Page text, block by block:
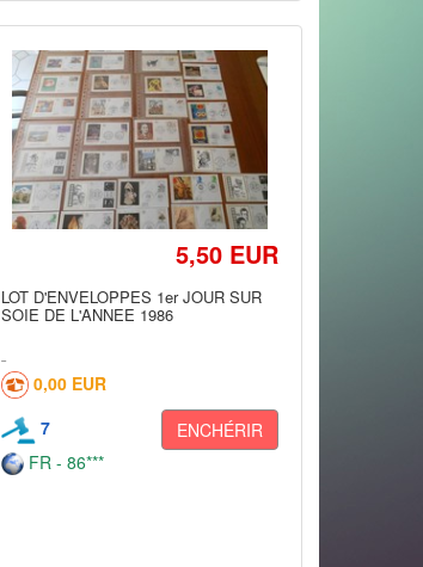
5,50 EUR
LOT D'ENVELOPPES 1er JOUR SUR
SOIE DE L'ANNEE 1986
0,00 EUR
7
ENCHÉRIR
FR - 86***